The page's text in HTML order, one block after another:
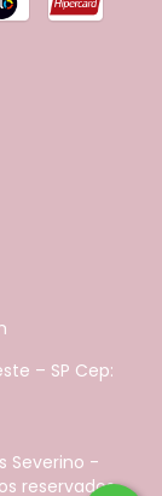
– SP Cep:
Severino -
reservados.